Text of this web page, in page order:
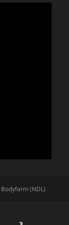
Mots-
Bodyfarm (NDL)